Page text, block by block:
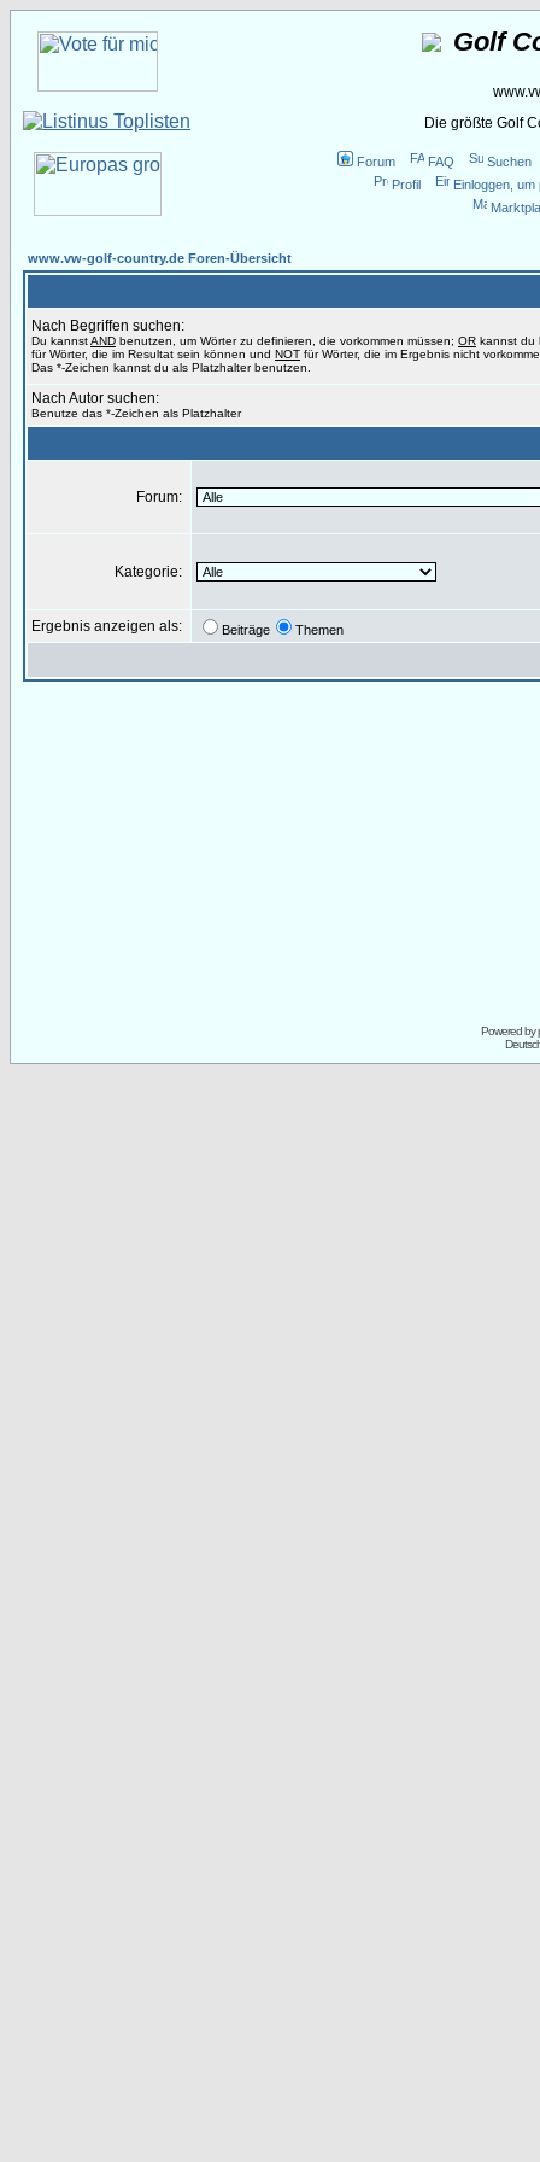
Golf
Die größte Golf
Forum FAQ
Suchen
Profil
Einloggen,
www.vw-golf-country.de Foren-Übersicht
Nach Begriffen suchen:
Du kannstAND benutzen, um Wörter zu definieren, die vorkommen müssen; OR kannst du
für Wörter, die im Resultat sein können und NOT für Wörter, die im Ergebnis nicht
Das *-Zeichen kannst du als Platzhalter benutzen.
Nach Autor suchen:
Benutze das *-Zeichen als Platzhalter
Forum:
Kategorie:
Ergebnis anzeigen als: Beiträge Themen
Powered by